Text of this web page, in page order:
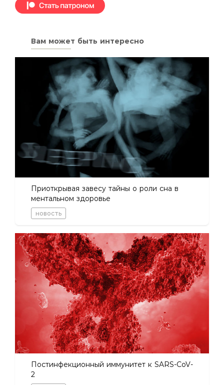
Вам может быть интересно
Приоткрывая завесу тайны о роли сна в
ментальном здоровье
новость
Постинфекционный иммунитет к SARS-CoV-
2